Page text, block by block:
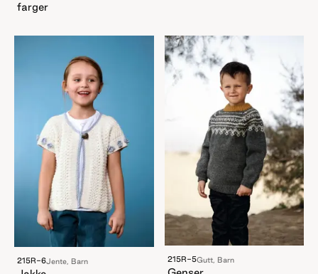
farger
215R-6Jente, Barn 215R-5Gutt, Barn